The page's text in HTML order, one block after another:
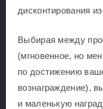
дисконтирования
Выбирая между
(мгновенное, но
по достижению
вознаграждение),
и маленькую